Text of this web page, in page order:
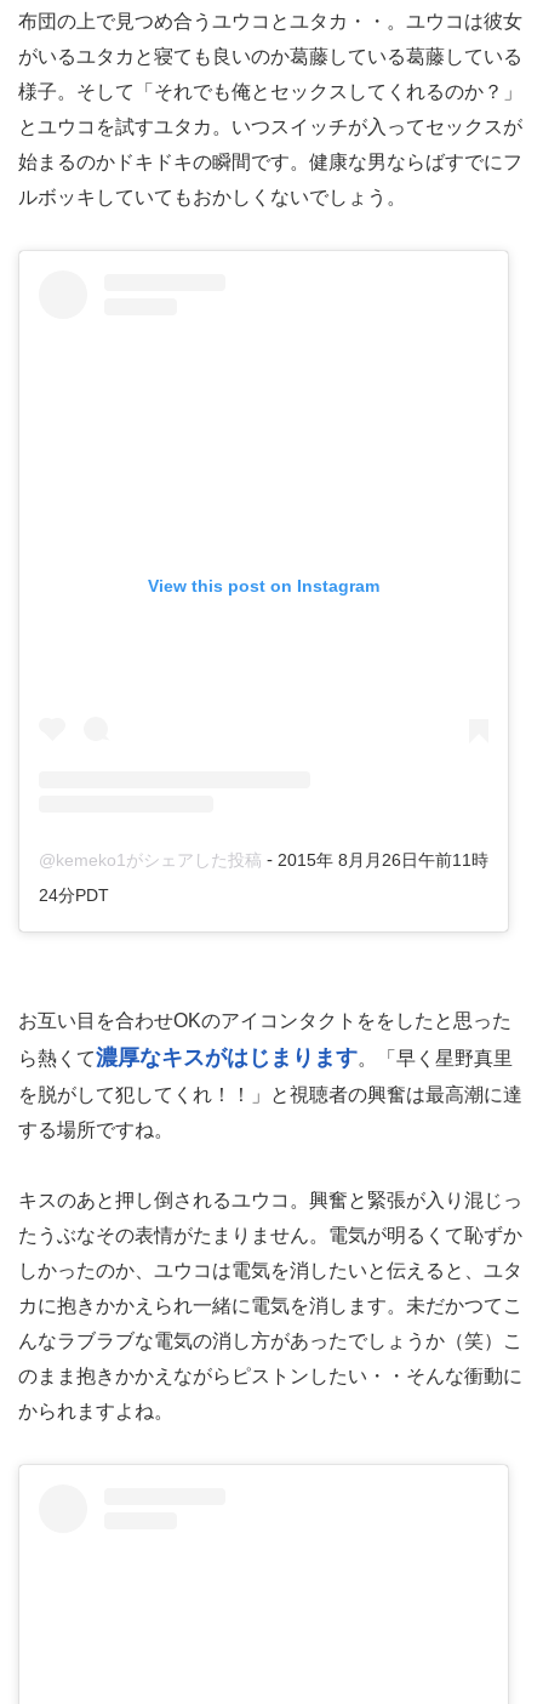
布団の上で見つめ合うユウコとユタカ・・。ユウコは彼女
がいるユタカと寝ても良いのか葛藤している葛藤している
様子。そして「それでも俺とセックスしてくれるのか？」
とユウコを試すユタカ。いつスイッチが入ってセックスが
始まるのかドキドキの瞬間です。健康な男ならばすでにフ
ルボッキしていてもおかしくないでしょう。
View this post on Instagram
@kemeko1がシェアした投稿 - 2015年 8月月26日午前11時
24分PDT
お互い目を合わせOKのアイコンタクトををしたと思った
ら熱くて濃厚なキスがはじまります。「早く星野真里
を脱がして犯してくれ！！」と視聴者の興奮は最高潮に達
する場所ですね。
キスのあと押し倒されるユウコ。興奮と緊張が入り混じっ
たうぶなその表情がたまりません。電気が明るくて恥ずか
しかったのか、ユウコは電気を消したいと伝えると、ユタ
カに抱きかかえられ一緒に電気を消します。未だかつてこ
んなラブラブな電気の消し方があったでしょうか（笑）こ
のまま抱きかかえながらピストンしたい・・そんな衝動に
かられますよね。